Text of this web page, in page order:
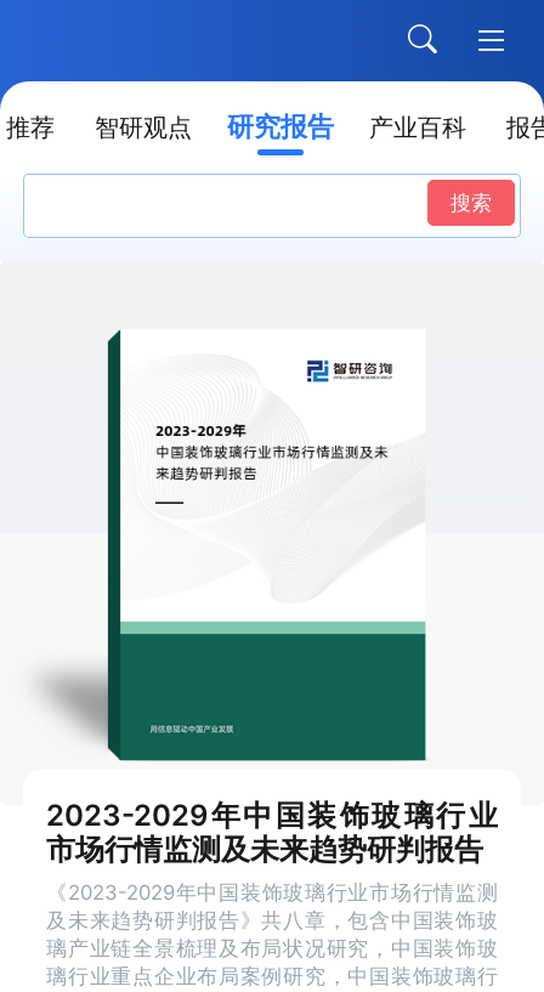
推荐 智研观点 研究报告 产业百科 报
搜索
2023-2029年中国装饰玻璃行业
市场行情监测及未来趋势研判报告
《2023-2029年中国装饰玻璃行业市场行情监测
及未来趋势研判报告》共八章，包含中国装饰玻
璃产业链全景梳理及布局状况研究，中国装饰玻
璃行业重点企业布局案例研究，中国装饰玻璃行